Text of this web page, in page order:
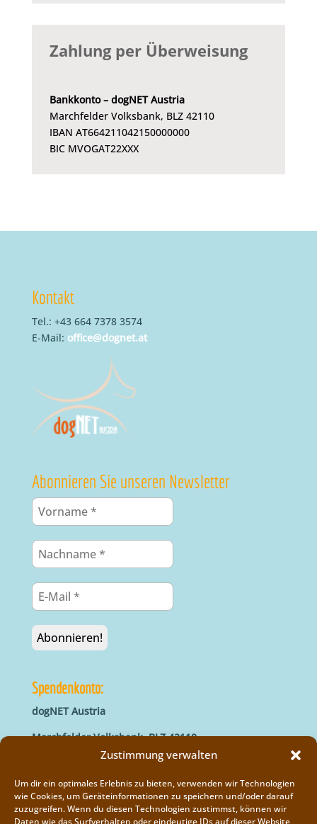
Zustimmung verwalten
Um dir ein optimales Erlebnis zu bieten, verwenden wir Technologien
wie Cookies, um Geräteinformationen zu speichern und/oder darauf
zuzugreifen. Wenn du diesen Technologien zustimmst, können wir
Daten wie das Surfverhalten oder eindeutige IDs auf dieser Website
Zahlung per Überweisung
Bankkonto – dogNET Austria
Marchfelder Volksbank, BLZ 42110
IBAN AT664211042150000000
BIC MVOGAT22XXX
Kontakt
Tel.: +43 664 7378 3574
E-Mail: office@dognet.at
Abonnieren Sie unseren Newsletter
Spendenkonto:
dogNET Austria
Marchfelder Volksbank, BLZ 42110
IBAN: AT66 4211 0421 5000 0000